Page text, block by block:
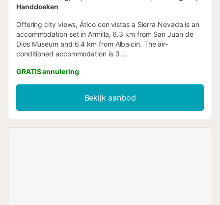
Handdoeken
Offering city views, Ático con vistas a Sierra Nevada is an
accommodation set in Armilla, 6.3 km from San Juan de
Dios Museum and 6.4 km from Albaicin. The air-
conditioned accommodation is 3....
GRATIS annulering
Bekijk aanbod